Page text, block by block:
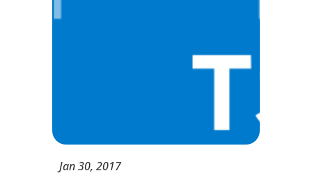
Jan30, 2017